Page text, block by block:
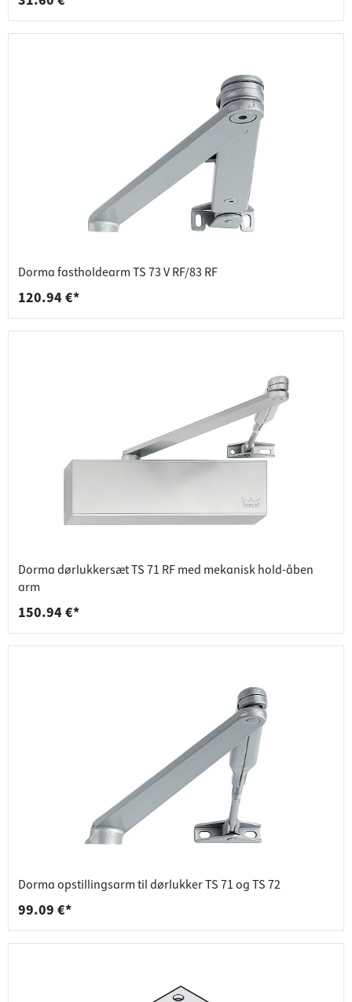
Dorma fastholdearm TS 73 V RF/83 RF
120.94 €*
Dorma dørlukkersæt TS 71 RF med mekanisk hold-åben
arm
150.94 €*
Dorma opstillingsarm til dørlukker TS 71 og TS 72
99.09 €*